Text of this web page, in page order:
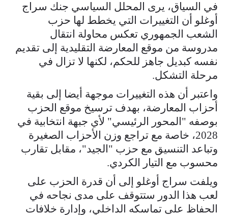
في السياق، يرى المحلل السياسي جنك سراج
أوغلو أن التغييرات التي يخطط لها حزب
الشعب الجمهوري تعكس محاولة انتقال
مدروسة من موقع المعارضة التقليدية إلى تقديم
نفسه كبديل جاهز للحكم، لكنها لا تزال في
مرحلة التشكل.
واعتبر أن هذه التغييرات موجهة أيضا إلى بقية
أحزاب المعارضة، بهدف ترسيخ موقع الحزب
بوصفه "المحور الرئيسي" لأي جبهة انتخابية في
2028، خاصة مع تراجع وزن الأحزاب الصغيرة
وتباعد التنسيق مع حزب "الجيد"، مقابل تقارب
محسوب مع التيار الكردي.
ويلفت سراج أوغلو إلى أن قدرة الحزب على
لعب هذا الدور ستتوقف على مدى نجاحه في
الحفاظ على تماسكه الداخلي، وإدارة خلافات